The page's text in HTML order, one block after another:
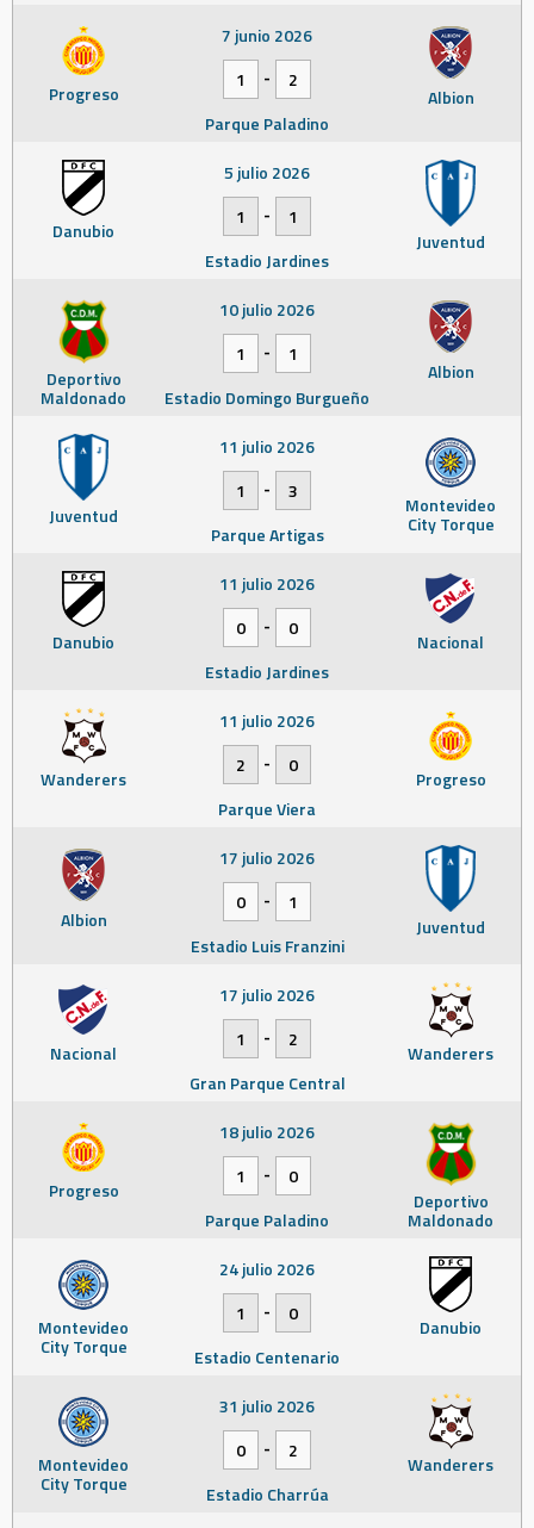
Progreso Albion
7 junio 2026
1
-
2
Parque Paladino
Danubio Juventud
5 julio 2026
1
-
1
Estadio Jardines
Deportivo
Maldonado
Albion
10 julio 2026
1
-
1
Estadio Domingo Burgueño
Juventud Montevideo
City Torque
11 julio 2026
1
-
3
Parque Artigas
Danubio Nacional
11 julio 2026
0
-
0
Estadio Jardines
Wanderers Progreso
11 julio 2026
2
-
0
Parque Viera
Albion Juventud
17 julio 2026
0
-
1
Estadio Luis Franzini
Nacional Wanderers
17 julio 2026
1
-
2
Gran Parque Central
Progreso Deportivo
Maldonado
18 julio 2026
1
-
0
Parque Paladino
Montevideo
City Torque
Danubio
24 julio 2026
1
-
0
Estadio Centenario
Montevideo
City Torque
Wanderers
31 julio 2026
0
-
2
Estadio Charrúa